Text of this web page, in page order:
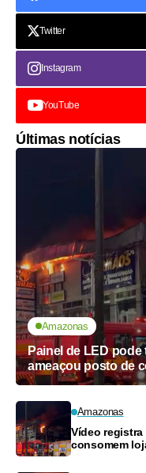
Twitter
Instagram
YouTube
Últimas notícias
Amazonas
Painel de LED
ameaçou posto de
Amazonas
Vídeo registra
consomem